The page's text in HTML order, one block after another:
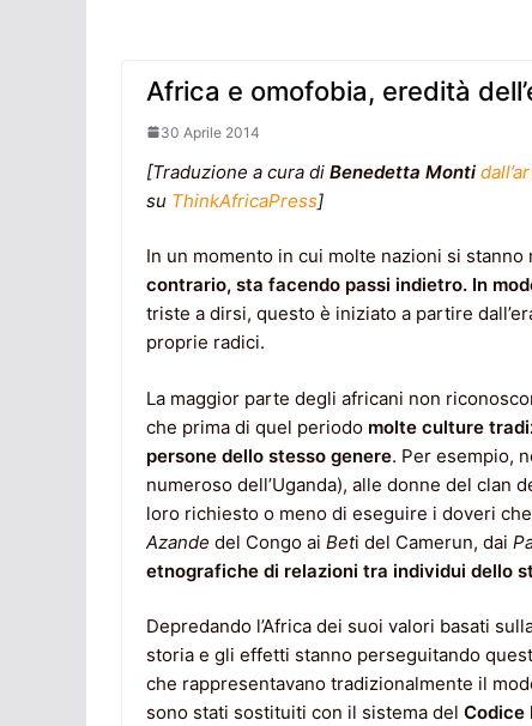
Africa e omofobia, eredità
30 Aprile 2014
[Traduzione a cura di Benedetta Monti
su ThinkAfricaPress]
In un momento in cui molte nazioni si
contrario, sta facendo passi indietro. In
triste a dirsi, questo è iniziato a partire
proprie radici.
La maggior parte degli africani non
che prima di quel periodo molte culture
persone dello stesso genere. Per esempio,
numeroso dell’Uganda), alle donne del clan
loro richiesto o meno di eseguire i doveri
Azande del Congo ai Beti del Camerun, dai
etnografiche di relazioni tra individui dello
Depredando l’Africa dei suoi valori basati
storia e gli effetti stanno perseguitando
che rappresentavano tradizionalmente il
sono stati sostituiti con il sistema del Codice